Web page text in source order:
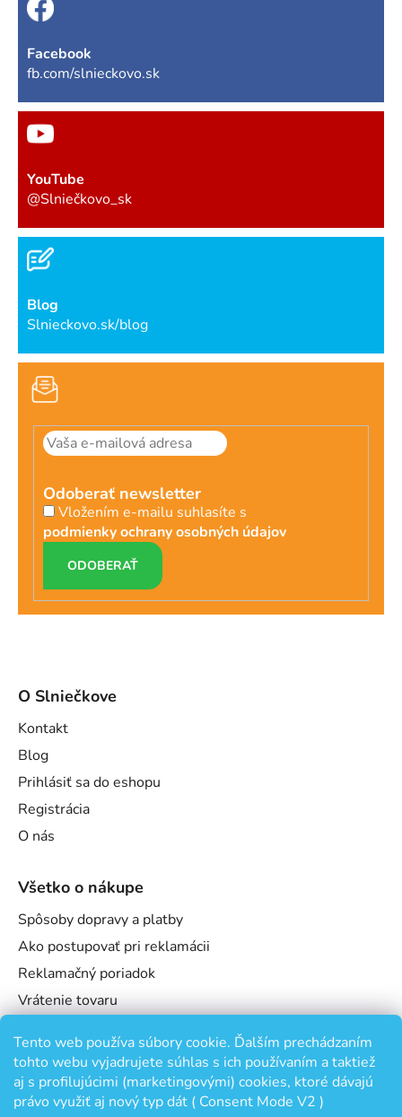
Tento web používa súbory cookie. Ďalším prechádzaním
tohto webu vyjadrujete súhlas s ich používaním a taktiež
aj s profilujúcimi (marketingovými) cookies, ktoré dávajú
právo využiť aj nový typ dát ( Consent Mode V2 )
Facebook
fb.com/slnieckovo.sk
YouTube
@Slniečkovo_sk
Blog
Slnieckovo.sk/blog
Odoberať newsletter
Vložením e-mailu suhlasíte s
podmienky ochrany osobných údajov
PRIHLÁSIŤ
SA
O Slniečkove
Kontakt
Blog
Prihlásiť sa do eshopu
Registrácia
O nás
Všetko o nákupe
Spôsoby dopravy a platby
Ako postupovať pri reklamácii
Reklamačný poriadok
Vrátenie tovaru
Podmienky ochrany osobných údajov
Odstúpenie od zmluvy